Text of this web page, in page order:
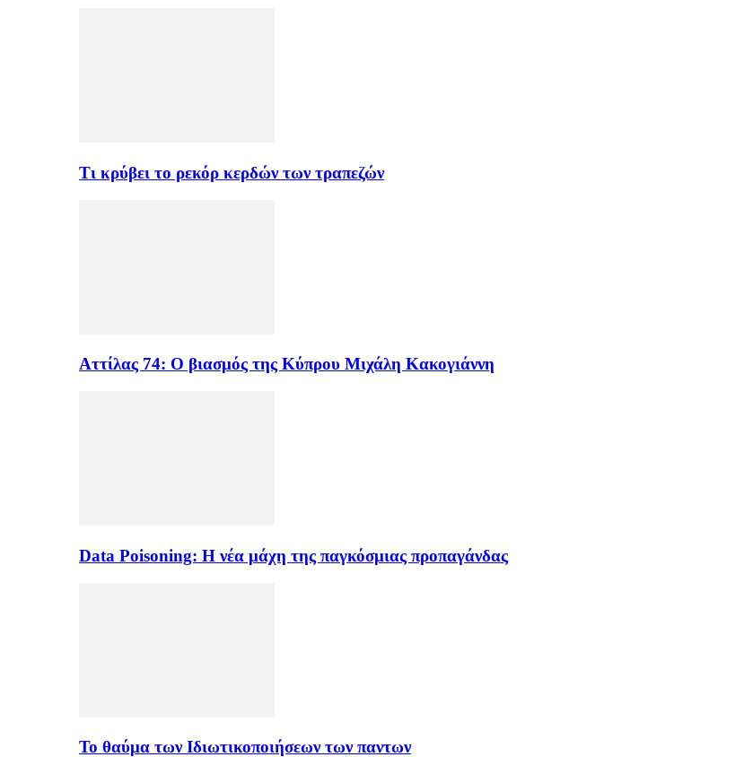
Τι κρύβει το ρεκόρ κερδών των τραπεζών
Αττίλας 74: Ο βιασμός της Κύπρου Μιχάλη Κακογιάννη
Data Poisoning: Η νέα μάχη της παγκόσμιας προπαγάνδας
Το θαύμα των Ιδιωτικοποιήσεων των παντων